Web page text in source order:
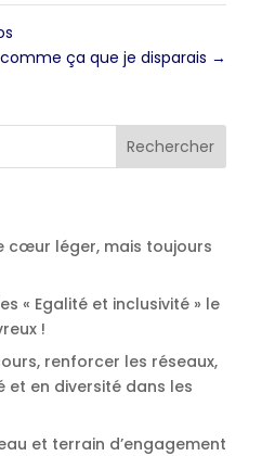
comme ça que je disparais →
cœur léger, mais toujours
« Egalité et inclusivité » le
!
renforcer les réseaux,
et en diversité dans les
et terrain d’engagement